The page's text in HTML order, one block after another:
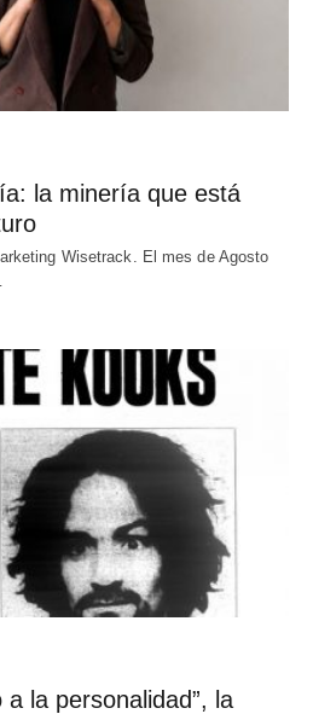
la minería que está
Wisetrack. El mes de Agosto
la personalidad”, la